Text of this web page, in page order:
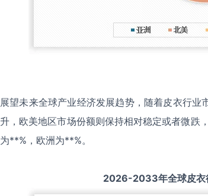
展望未来全球产业经济发展趋势，随着皮衣行
升，欧美地区市场份额则保持相对稳定或者微
为**%，欧洲为**%。
2026-2033年全球皮衣